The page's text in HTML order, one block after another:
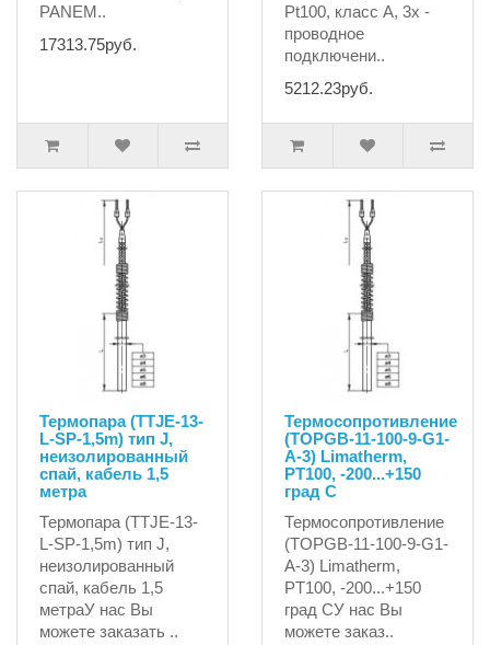
PANEM..
17313.75руб.
Pt100, класс A, 3х -
проводное
подключени..
5212.23руб.
Термопара (TTJE-13-
L-SP-1,5m) тип J,
неизолированный
спай, кабель 1,5
метра
Термопара (TTJE-13-
L-SP-1,5m) тип J,
неизолированный
спай, кабель 1,5
метраУ нас Вы
можете заказать ..
Термосопротивление
(TOPGB-11-100-9-G1-
A-3) Limatherm,
PT100, -200...+150
град С
Термосопротивление
(TOPGB-11-100-9-G1-
A-3) Limatherm,
PT100, -200...+150
град СУ нас Вы
можете заказ..